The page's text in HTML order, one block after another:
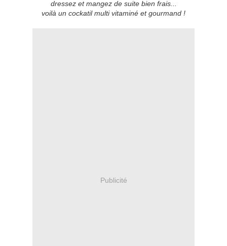
dressez et mangez de suite bien frais...
voilà un cockatil multi vitaminé et gourmand !
Publicité